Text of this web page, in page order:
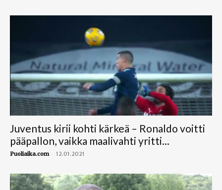
Juventus kirii kohti kärkeä – Ronaldo voitti
pääpallon, vaikka maalivahti yritti...
Puoliaika.com - 12.01.2021